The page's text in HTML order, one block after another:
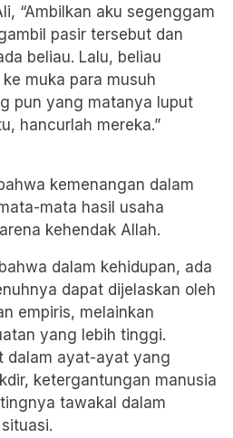
“Ambilkan aku segenggam
pasir tersebut dan
beliau. Lalu, beliau
muka para musuh
pun yang matanya luput
hancurlah mereka.”
kemenangan dalam
mata hasil usaha
kehendak Allah.
dalam kehidupan, ada
dapat dijelaskan oleh
empiris, melainkan
yang lebih tinggi.
dalam ayat-ayat yang
ketergantungan manusia
tawakal dalam